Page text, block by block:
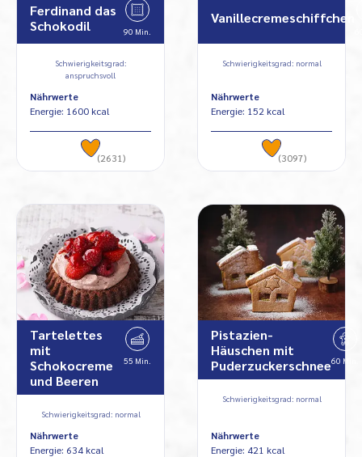
Ferdinand das
Schokodil
90 Min.
Schwierigkeitsgrad:
anspruchsvoll
Nährwerte
Energie: 1600 kcal
(2631)
Vanillecremeschiffchen
Schwierigkeitsgrad: normal
Nährwerte
Energie: 152 kcal
(3097)
Tartelettes
mit
Schokocreme
und Beeren
55 Min.
Schwierigkeitsgrad: normal
Nährwerte
Energie: 634 kcal
Pistazien-
Häuschen mit
Puderzuckerschnee60 Min.
Schwierigkeitsgrad: normal
Nährwerte
Energie: 421 kcal